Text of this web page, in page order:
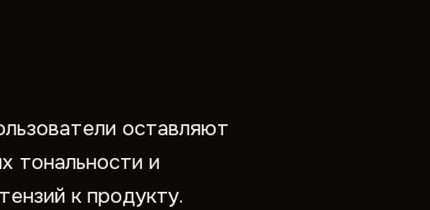
оставляют
тональности и
к продукту.